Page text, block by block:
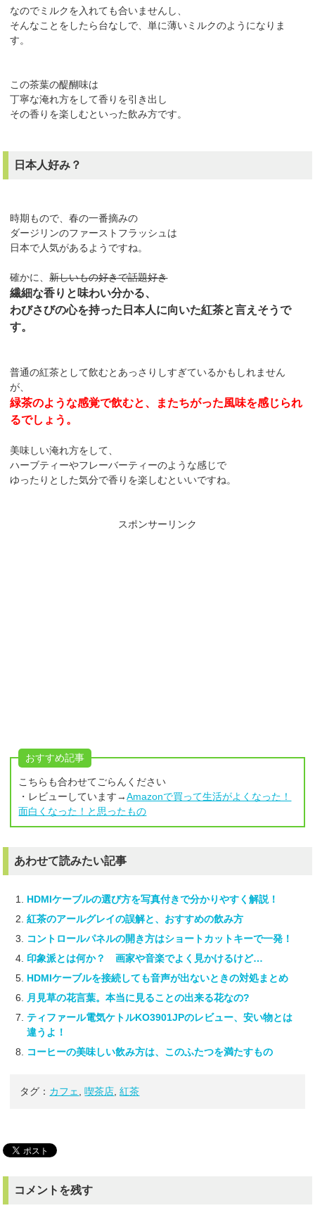
なのでミルクを入れても合いませんし、
そんなことをしたら台なしで、単に薄いミルクのようになりま
す。
この茶葉の醍醐味は
丁寧な淹れ方をして香りを引き出し
その香りを楽しむといった飲み方です。
日本人好み？
時期もので、春の一番摘みの
ダージリンのファーストフラッシュは
日本で人気があるようですね。
確かに、新しいもの好きで話題好き
繊細な香りと味わい分かる、
わびさびの心を持った日本人に向いた紅茶と言えそうで
す。
普通の紅茶として飲むとあっさりしすぎているかもしれません
が、
緑茶のような感覚で飲むと、またちがった風味を感じられ
るでしょう。
美味しい淹れ方をして、
ハーブティーやフレーバーティーのような感じで
ゆったりとした気分で香りを楽しむといいですね。
スポンサーリンク
おすすめ記事
こちらも合わせてごらんください
・レビューしています→Amazonで買って生活がよくなった！
面白くなった！と思ったもの
あわせて読みたい記事
HDMIケーブルの選び方を写真付きで分かりやすく解説！
紅茶のアールグレイの誤解と、おすすめの飲み方
コントロールパネルの開き方はショートカットキーで一発！
印象派とは何か？ 画家や音楽でよく見かけるけど…
HDMIケーブルを接続しても音声が出ないときの対処まとめ
月見草の花言葉。本当に見ることの出来る花なの?
ティファール電気ケトルKO3901JPのレビュー、安い物とは
違うよ！
コーヒーの美味しい飲み方は、このふたつを満たすもの
タグ： カフェ ,喫茶店 ,紅茶
コメントを残す